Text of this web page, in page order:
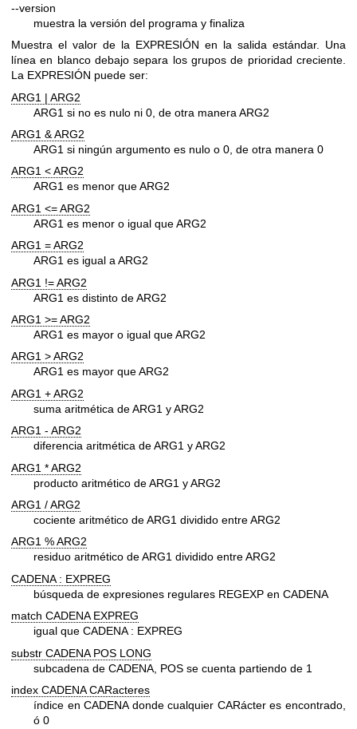
--version
muestra la versión del programa y finaliza
Muestra el valor de la EXPRESIÓN en la salida estándar. Una
línea en blanco debajo separa los grupos de prioridad creciente.
La EXPRESIÓN puede ser:
ARG1 | ARG2
ARG1 si no es nulo ni 0, de otra manera ARG2
ARG1 & ARG2
ARG1 si ningún argumento es nulo o 0, de otra manera 0
ARG1 < ARG2
ARG1 es menor que ARG2
ARG1 <= ARG2
ARG1 es menor o igual que ARG2
ARG1 = ARG2
ARG1 es igual a ARG2
ARG1 != ARG2
ARG1 es distinto de ARG2
ARG1 >= ARG2
ARG1 es mayor o igual que ARG2
ARG1 > ARG2
ARG1 es mayor que ARG2
ARG1 + ARG2
suma aritmética de ARG1 y ARG2
ARG1 - ARG2
diferencia aritmética de ARG1 y ARG2
ARG1 * ARG2
producto aritmético de ARG1 y ARG2
ARG1 / ARG2
cociente aritmético de ARG1 dividido entre ARG2
ARG1 % ARG2
residuo aritmético de ARG1 dividido entre ARG2
CADENA : EXPREG
búsqueda de expresiones regulares REGEXP en CADENA
match CADENA EXPREG
igual que CADENA : EXPREG
substr CADENA POS LONG
subcadena de CADENA, POS se cuenta partiendo de 1
index CADENA CARacteres
índice en CADENA donde cualquier CARácter es encontrado,
ó 0